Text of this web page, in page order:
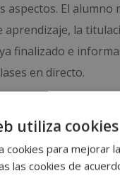
El alumno
la
finalizado e
en directo.
de
EN
de la AEEN,
utiliza cookies
cookies para mejorar
las cookies de